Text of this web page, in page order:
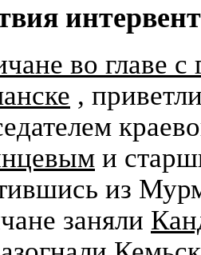
во главе
,
и
из
заняли